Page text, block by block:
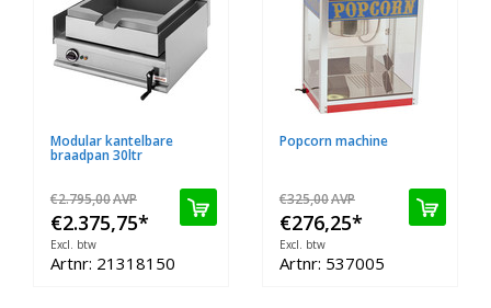
Modular kantelbare
braadpan 30ltr
€2.795,00AVP
€2.375,75*
Excl. btw
Artnr: 21318150
Popcorn machine
€325,00AVP
€276,25*
Excl. btw
Artnr: 537005